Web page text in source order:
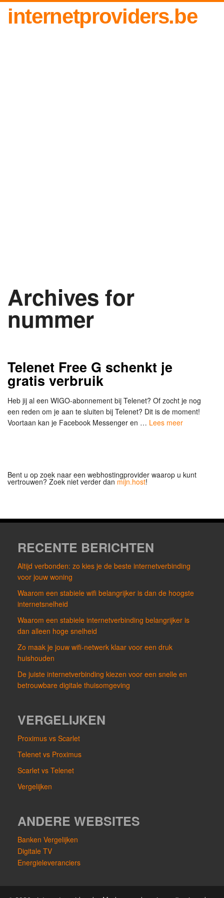
internetproviders.be
Archives for
nummer
Telenet Free G schenkt je
gratis verbruik
Heb jij al een WIGO-abonnement bij Telenet? Of zocht je nog
een reden om je aan te sluiten bij Telenet? Dit is de moment!
Voortaan kan je Facebook Messenger en … Lees meer
Bent u op zoek naar een webhostingprovider waarop u kunt
vertrouwen? Zoek niet verder dan mijn.host!
RECENTE BERICHTEN
Altijd verbonden: zo kies je de beste internetverbinding
voor jouw woning
Waarom een stabiele wifi belangrijker is dan de hoogste
internetsnelheid
Waarom een stabiele internetverbinding belangrijker is
dan alleen hoge snelheid
Zo maak je jouw wifi-netwerk klaar voor een druk
huishouden
De juiste internetverbinding kiezen voor een snelle en
betrouwbare digitale thuisomgeving
VERGELIJKEN
Proximus vs Scarlet
Telenet vs Proximus
Scarlet vs Telenet
Vergelijken
ANDERE WEBSITES
Banken Vergelijken
Digitale TV
Energieleveranciers